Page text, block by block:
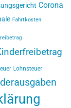
Corona
Fahrtkosten
Lohnsteuer